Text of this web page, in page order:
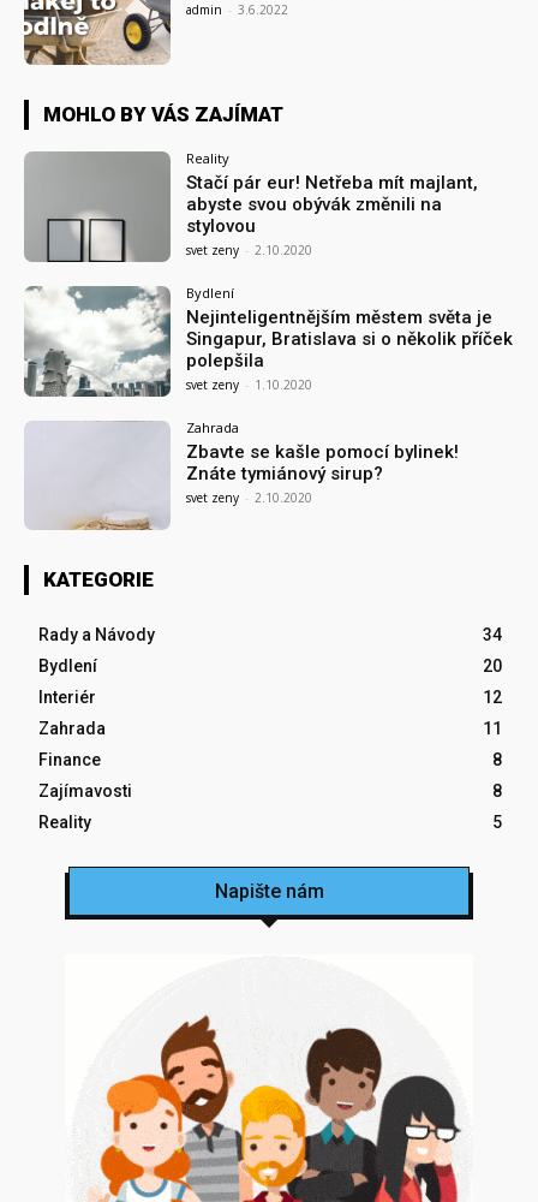
admin - 3.6.2022
MOHLO BY VÁS ZAJÍMAT
Reality
Stačí pár eur! Netřeba mít majlant,
abyste svou obývák změnili na
stylovou
svet zeny - 2.10.2020
Bydlení
Nejinteligentnějším městem světa je
Singapur, Bratislava si o několik příček
polepšila
svet zeny - 1.10.2020
Zahrada
Zbavte se kašle pomocí bylinek!
Znáte tymiánový sirup?
svet zeny - 2.10.2020
KATEGORIE
Rady a Návody
34
Bydlení
20
Interiér
12
Zahrada
11
Finance
8
Zajímavosti
8
Reality
5
Napište nám